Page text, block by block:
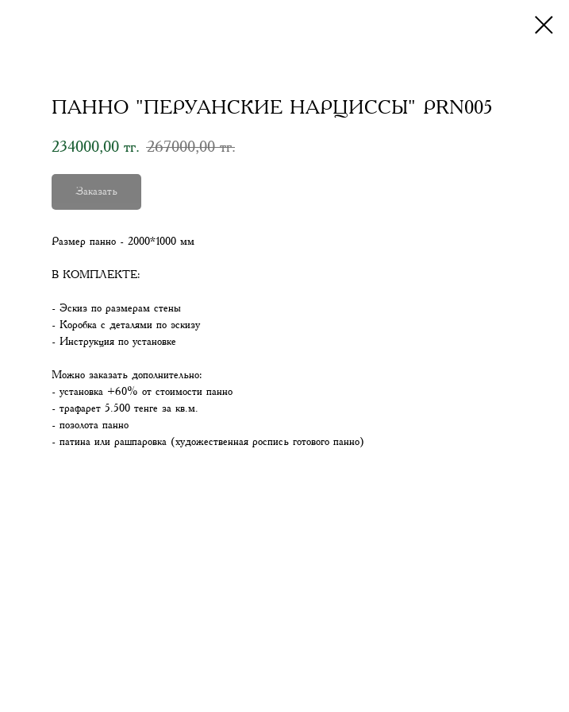
ПАННО "ПЕРУАНСКИЕ НАРЦИССЫ" PRN005
234000,00 тг. 267000,00 тг.
Заказать
Размер панно - 2000*1000 мм
В КОМПЛЕКТЕ:
- Эскиз по размерам стены
- Коробка с деталями по эскизу
- Инструкция по установке
Можно заказать дополнительно:
- установка +60% от стоимости панно
- трафарет 5.500 тенге за кв.м.
- позолота панно
- патина или рашпаровка (художественная роспись готового панно)